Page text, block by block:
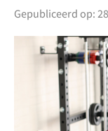
Gepubliceerd op: